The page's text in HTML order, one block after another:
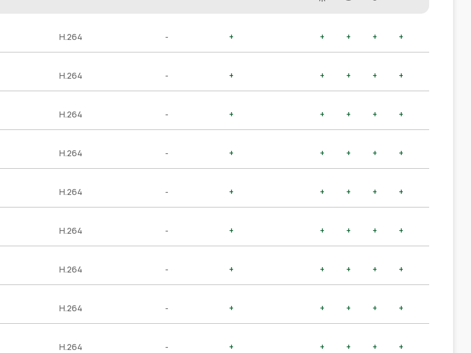
H.264 - + + + + +
H.264 - + + + + +
H.264 - + + + + +
H.264 - + + + + +
H.264 - + + + + +
H.264 - + + + + +
H.264 - + + + + +
H.264 - + + + + +
H.264 - + + + + +